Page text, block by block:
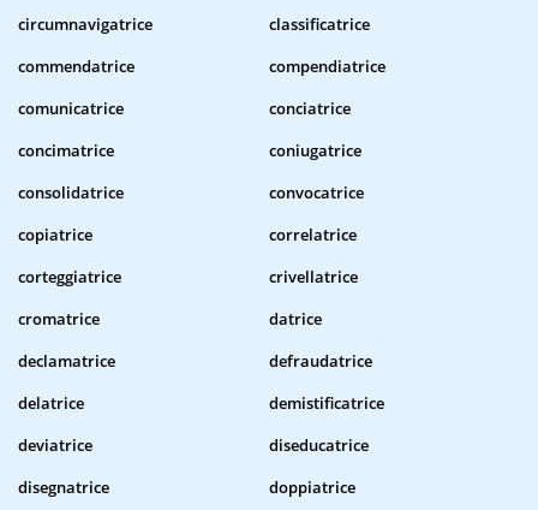
circumnavigatrice
classificatrice
commendatrice
compendiatrice
comunicatrice
conciatrice
concimatrice
coniugatrice
consolidatrice
convocatrice
copiatrice
correlatrice
corteggiatrice
crivellatrice
cromatrice
datrice
declamatrice
defraudatrice
delatrice
demistificatrice
deviatrice
diseducatrice
disegnatrice
doppiatrice